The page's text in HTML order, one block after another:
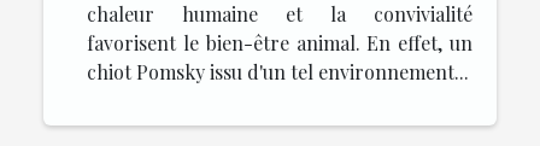
chaleur humaine et la convivialité
favorisent le bien-être animal. En effet, un
chiot Pomsky issu d'un tel environnement...